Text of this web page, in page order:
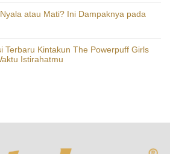
atau Mati? Ini Dampaknya pada
Terbaru Kintakun The Powerpuff Girls
Istirahatmu